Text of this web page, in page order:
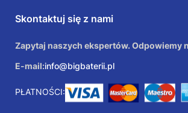
Skontaktuj się z nami
Zapytaj naszych ekspertów. Odpowiemy
E-mail:info@bigbaterii.pl
PŁATNOŚCI: